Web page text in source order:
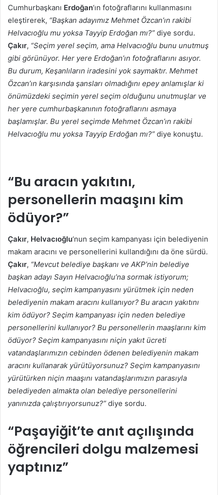
Cumhurbaşkanı Erdoğan‘ın fotoğraflarını kullanmasını
eleştirerek, “Başkan adayımız Mehmet Özcan’ın rakibi
Helvacıoğlu mu yoksa Tayyip Erdoğan mı?” diye sordu.
Çakır, “Seçim yerel seçim, ama Helvacıoğlu bunu unutmuş
gibi görünüyor. Her yere Erdoğan’ın fotoğraflarını asıyor.
Bu durum, Keşanlıların iradesini yok saymaktır. Mehmet
Özcan’ın karşısında şansları olmadığını epey anlamışlar ki
önümüzdeki seçimin yerel seçim olduğunu unutmuşlar ve
her yere cumhurbaşkanının fotoğraflarını asmaya
başlamışlar. Bu yerel seçimde Mehmet Özcan’ın rakibi
Helvacıoğlu mu yoksa Tayyip Erdoğan mı?” diye konuştu.
“Bu aracın yakıtını,
personellerin maaşını kim
ödüyor?”
Çakır, Helvacıoğlu‘nun seçim kampanyası için belediyenin
makam aracını ve personellerini kullandığını da öne sürdü.
Çakır, “Mevcut belediye başkanı ve AKP’nin belediye
başkan adayı Sayın Helvacıoğlu’na sormak istiyorum;
Helvacıoğlu, seçim kampanyasını yürütmek için neden
belediyenin makam aracını kullanıyor? Bu aracın yakıtını
kim ödüyor? Seçim kampanyası için neden belediye
personellerini kullanıyor? Bu personellerin maaşlarını kim
ödüyor? Seçim kampanyasını niçin yakıt ücreti
vatandaşlarımızın cebinden ödenen belediyenin makam
aracını kullanarak yürütüyorsunuz? Seçim kampanyasını
yürütürken niçin maaşını vatandaşlarımızın parasıyla
belediyeden almakta olan belediye personellerini
yanınızda çalıştırıyorsunuz?” diye sordu.
“Paşayiğit’te anıt açılışında
öğrencileri dolgu malzemesi
yaptınız”